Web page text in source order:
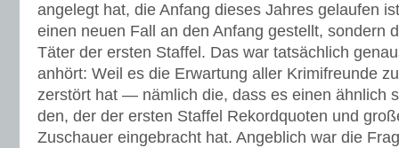
angelegt hat, die Anfang dieses Jahres gelaufen
einen neuen Fall an den Anfang gestellt, sondern
Täter der ersten Staffel. Das war tatsächlich
anhört: Weil es die Erwartung aller Krimifreunde
zerstört hat — nämlich die, dass es einen ähnlich
den, der der ersten Staffel Rekordquoten und
Zuschauer eingebracht hat. Angeblich war die